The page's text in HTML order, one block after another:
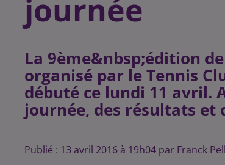
journée
La 9ème&nbsp;édition
organisé par le Tennis
débuté ce lundi 11 avril.
Publié : 13 avril 2016 à 19h04 par Franck